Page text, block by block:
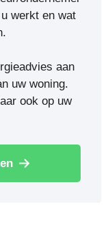
werkt en wat
aan
uw woning.
ook op uw